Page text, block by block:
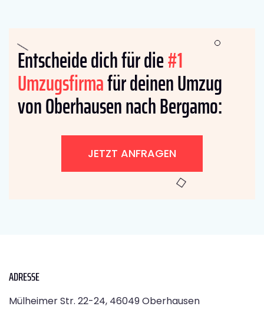
Entscheide dich für die#1
Umzugsfirmafür deinen Umzug
von Oberhausen nach Bergamo:
JETZT ANFRAGEN
ADRESSE
Mülheimer Str. 22-24, 46049 Oberhausen